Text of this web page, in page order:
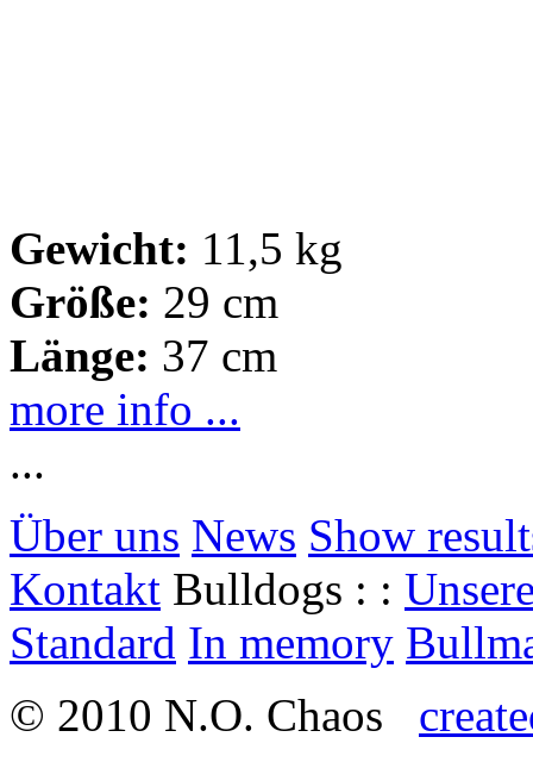
Gewicht: 11,5 kg
Größe: 29 cm
Länge: 37 cm
more info ...
...
Über uns News Show
Kontakt Bulldogs : :
Standard In memory
© 2010 N.O. Chaos